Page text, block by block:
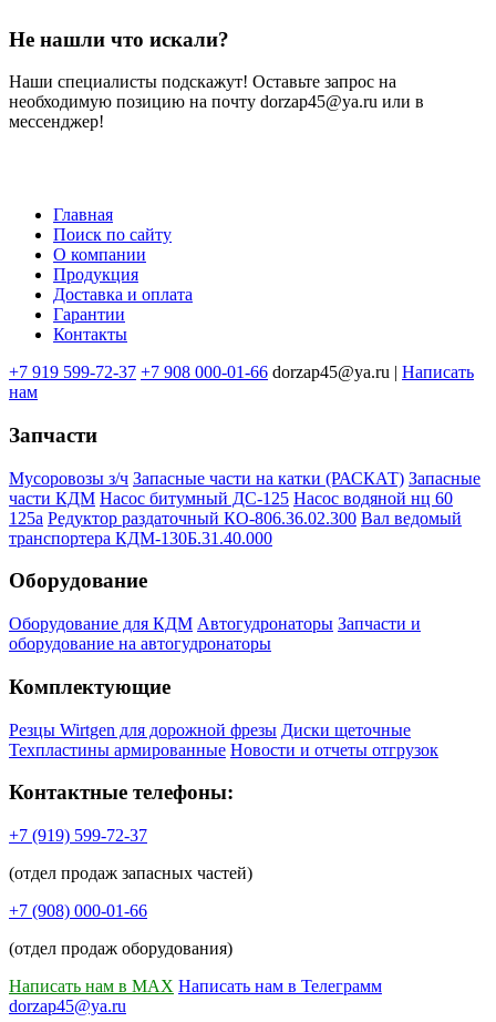
Не нашли что искали?
Наши специалисты подскажут! Оставьте запрос на
необходимую позицию на почту dorzap45@ya.ru или в
мессенджер!
Меню
подвале
Главная
Поиск по сайту
О компании
Продукция
Доставка и оплата
Гарантии
Контакты
+7 919 599-72-37 +7 908 000-01-66 dorzap45@ya.ru | Написать
нам
Запчасти
Мусоровозы з/ч Запасные части на катки (РАСКАТ) Запасные
части КДМ Насос битумный ДС-125 Насос водяной нц 60
125а Редуктор раздаточный КО-806.36.02.300 Вал ведомый
транспортера КДМ-130Б.31.40.000
Оборудование
Оборудование для КДМ Автогудронаторы Запчасти и
оборудование на автогудронаторы
Комплектующие
Резцы Wirtgen для дорожной фрезы Диски щеточные
Техпластины армированные Новости и отчеты отгрузок
Контактные телефоны:
+7 (919) 599-72-37
(отдел продаж запасных частей)
+7 (908) 000-01-66
(отдел продаж оборудования)
Написать нам в MAX Написать нам в Телеграмм
dorzap45@ya.ru